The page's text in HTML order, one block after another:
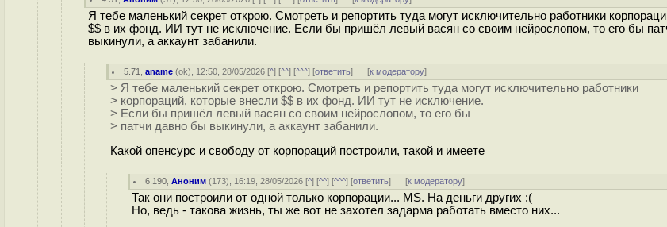
Я тебе маленький секрет открою. Смотреть и репортить туда могут исключительно работники
$$ в их фонд. ИИ тут не исключение. Если бы пришёл левый васян со своим нейрослопом, то его бы
выкинули, а аккаунт забанили.
5.71 ,aname (ok), 12:50, 28/05/2026 [^] [^^] [^^^] [ответить] [к модератору]
> Я тебе маленький секрет открою. Смотреть и репортить туда могут исключительно работники
> корпораций, которые внесли $$ в их фонд. ИИ тут не исключение.
> Если бы пришёл левый васян со своим нейрослопом, то его бы
> патчи давно бы выкинули, а аккаунт забанили.
Какой опенсурс и свободу от корпораций построили, такой и имеете
6.190 ,Аноним (173), 16:19, 28/05/2026 [^] [^^] [^^^] [ответить] [к модератору]
Так они построили от одной только корпорации... MS. На деньги других :(
Но, ведь - такова жизнь, ты же вот не захотел задарма работать вместо них...